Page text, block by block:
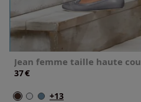
Jean femme taille haute
37€
+13